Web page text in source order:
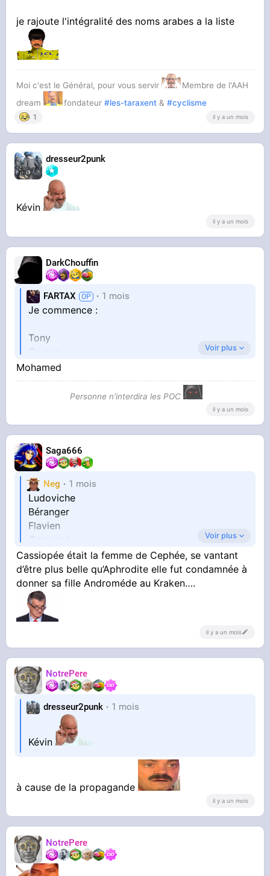
je rajoute l'intégralité des noms arabes a la liste
Moi c'est le Général, pour vous servir
Membre de l'AAH
dream
fondateur#les-taraxent &#cyclisme
1 il y a un mois
dresseur2punk
Kévin
il y a un mois
DarkChouffin
FARTAX 1 mois
Je commence :
Tony
Enzo
Franck
Voir plus
Mohamed
Personne n'interdira les POC
il y a un mois
Saga666
Neg 1 mois
Ludoviche
Béranger
Flavien
Cassiopée
Voir plus
Cassiopée était la femme de Cephée, se vantant
d’être plus belle qu’Aphrodite elle fut condamnée à
donner sa fille Androméde au Kraken….
il y a un mois
NotrePere
dresseur2punk 1 mois
Kévin
à cause de la propagande
il y a un mois
NotrePere